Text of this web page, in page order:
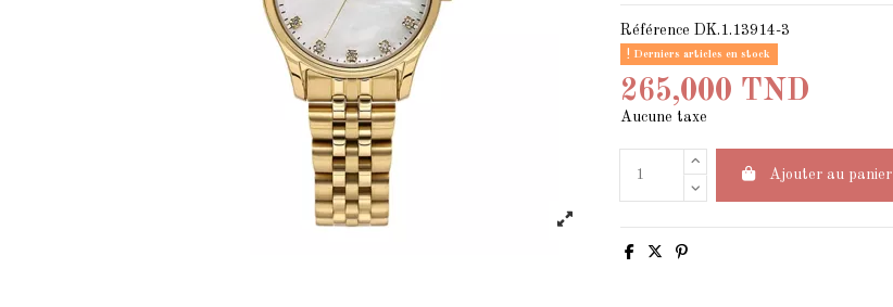
Référence DK.1.13914-3
Derniers articles en stock
265,000 TND
Aucune taxe
Ajouter au panier